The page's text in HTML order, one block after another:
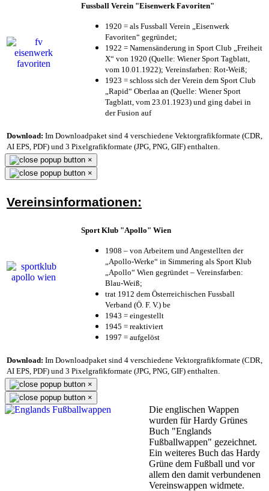
Fussball Verein "Eisenwerk Favoriten"
1920 = als Fussball Verein „Eisenwerk
Favoriten“ gegründet;
1922 = Namensänderung in Sport Club „Freiheit
X“ von 1920 (Quelle: Wiener Sport Tagblatt,
vom 10.01.1922); Vereinsfarben: Rot-Weiß;
1923 = schloss sich der Verein dem Sport Club
„Rapid“ Oberlaa an (Quelle: Wiener Sport
Tagblatt, vom 23.01.1923) und ging dabei in
der Fusion auf
Download: Im Downloadpaket sind 4 verschiedene Vektorgrafikformate (CDR,
AI EPS, PDF) und 3 Pixelgrafikformate (JPG, PNG, GIF) enthalten.
×
×
Vereinsinformationen:
Sport Klub "Apollo" Wien
1908 – von Arbeitern und Angestellten der
„Apollo-Werke“ in Simmering als Sport Klub
„Apollo“ Wien gegründet – Vereinsfarben:
Blau-Weiß;
trat 1912 dem Österreichischen Fussball
Verband (Ö. F. V.) be
1943 = eingestellt
1945 = reaktiviert
1997 = aufgelöst
Download: Im Downloadpaket sind 4 verschiedene Vektorgrafikformate (CDR,
AI EPS, PDF) und 3 Pixelgrafikformate (JPG, PNG, GIF) enthalten.
×
×
Die englischen Wappen
wurden für Hardy Grünes
Buch "Englands
Fußballwappen" gezeichnet.
Ein weiteres Buch das Hardy
Grüne dem Fußball und vor
allem den damit verbundenen
Vereinswappen widmete.